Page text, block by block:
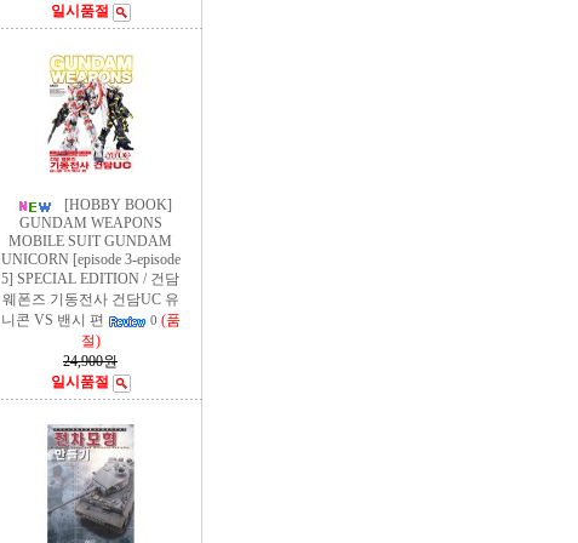
일시품절
[HOBBY BOOK]
GUNDAM WEAPONS
MOBILE SUIT GUNDAM
UNICORN [episode 3-episode
5] SPECIAL EDITION / 건담
웨폰즈 기동전사 건담UC 유
니콘 VS 밴시 편
0 (품
절)
24,900원
일시품절